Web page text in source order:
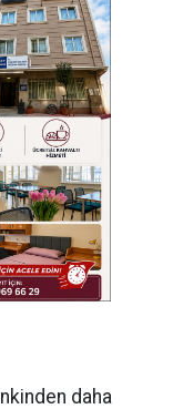
daha